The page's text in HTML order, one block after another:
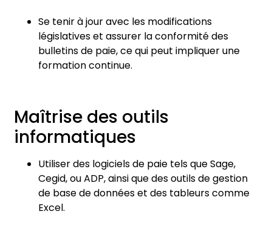
Se tenir à jour avec les modifications
législatives et assurer la conformité des
bulletins de paie, ce qui peut impliquer une
formation continue.
Maîtrise des outils
informatiques
Utiliser des logiciels de paie tels que Sage,
Cegid, ou ADP, ainsi que des outils de gestion
de base de données et des tableurs comme
Excel.